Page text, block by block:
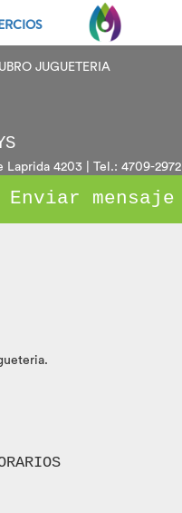
JUGUETERIA
Laprida 4203 | Tel.: 4709-2972
Enviar mensaje